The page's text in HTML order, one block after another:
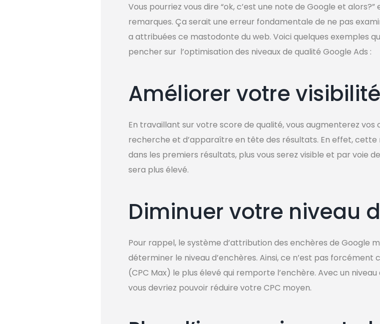
Vous pourriez vous dire “ok, c’est une note de Google et
remarques. Ça serait une erreur fondamentale de ne pas
a attribuées ce mastodonte du web. Voici quelques exemples
pencher sur l’optimisation des niveaux de qualité Google Ads :
Améliorer votre visibilité
En travaillant sur votre score de qualité, vous augmenterez vos
recherche et d’apparaître en tête des résultats. En effet,
dans les premiers résultats, plus vous serez visible et par voie
sera plus élevé.
Diminuer votre niveau
Pour rappel, le système d’attribution des enchères de Google
déterminer le niveau d’enchères. Ainsi, ce n’est pas forcément
(CPC Max) le plus élevé qui remporte l’enchère. Avec un
vous devriez pouvoir réduire votre CPC moyen.